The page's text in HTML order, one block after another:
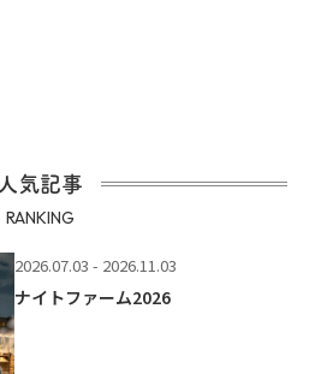
人気記事
RANKING
2026.07.03 - 2026.11.03
ナイトファーム2026